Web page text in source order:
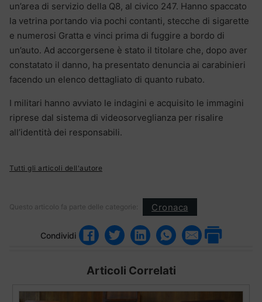
un’area di servizio della Q8, al civico 247. Hanno spaccato
la vetrina portando via pochi contanti, stecche di sigarette
e numerosi Gratta e vinci prima di fuggire a bordo di
un’auto. Ad accorgersene è stato il titolare che, dopo aver
constatato il danno, ha presentato denuncia ai carabinieri
facendo un elenco dettagliato di quanto rubato.
I militari hanno avviato le indagini e acquisito le immagini
riprese dal sistema di videosorveglianza per risalire
all’identità dei responsabili.
Tutti gli articoli dell'autore
Questo articolo fa parte delle categorie: Cronaca
Condividi
Articoli Correlati